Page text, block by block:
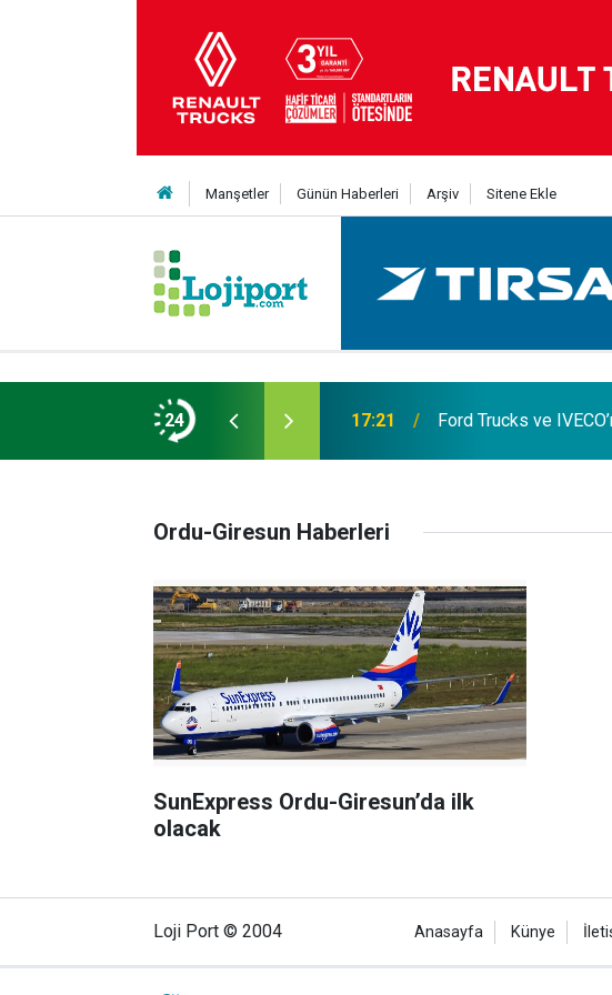
Manşetler Günün Haberleri Arşiv Sitene Ekle
24 17:21 Ford Trucks ve
Ordu-Giresun Haberleri
SunExpress Ordu-Giresun’da ilk
olacak
Loji Port © 2004 Anasayfa Künye